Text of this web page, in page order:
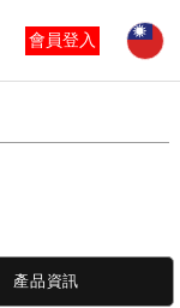
會員登入
產品資訊